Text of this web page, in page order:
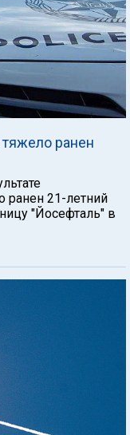
ранен
ранен 21-летний
"Йосефталь" в